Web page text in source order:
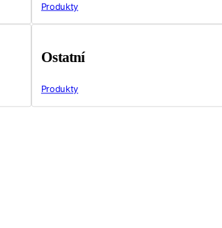
Produkty
Ostatní
Produkty